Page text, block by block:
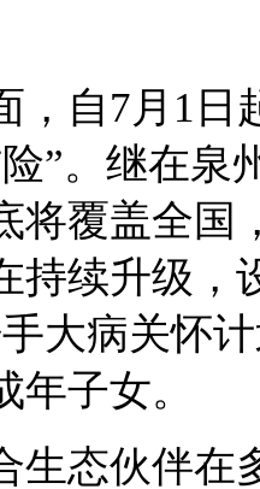
，自7月1日
”。继在泉
将覆盖全国
持续升级，
大病关怀
子女。
生态伙伴在